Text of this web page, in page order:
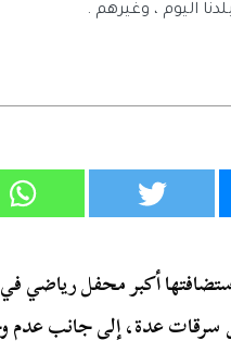
اليوم ، وغيرهم .
أكبر محفل رياضي في
سرقات عدة، إلى جانب عدم